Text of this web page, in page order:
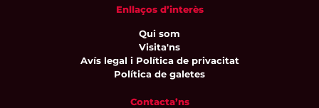
Enllaços d’interès
Qui som
Visita'ns
Avís legal i Política de privacitat
Política de galetes
Contacta’ns